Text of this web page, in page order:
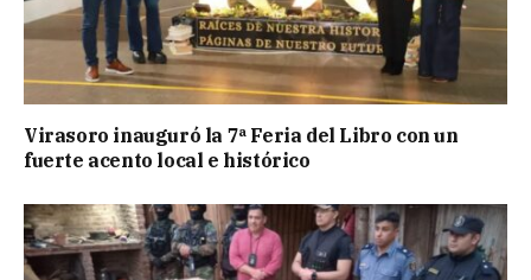
Virasoro inauguró la 7ª Feria del Libro con un
fuerte acento local e histórico